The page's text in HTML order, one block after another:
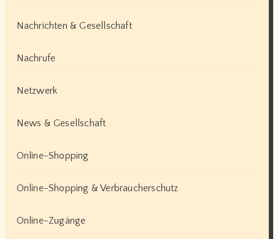
Nachrichten & Gesellschaft
Nachrufe
Netzwerk
News & Gesellschaft
Online-Shopping
Online-Shopping & Verbraucherschutz
Online-Zugänge